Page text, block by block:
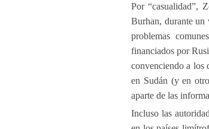
Por “casualidad”,
Burhan, durante un
problemas
financiados por
convenciendo a los
en Sudán (y en
aparte de las
Incluso las